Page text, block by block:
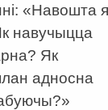
«Навошта я
навучыцца
Як
адносна